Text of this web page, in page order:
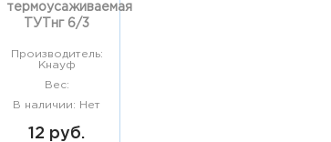
термоусаживаемая
ТУТнг 6/3
Производитель:
Кнауф
Вес:
В наличии: Нет
12 руб.